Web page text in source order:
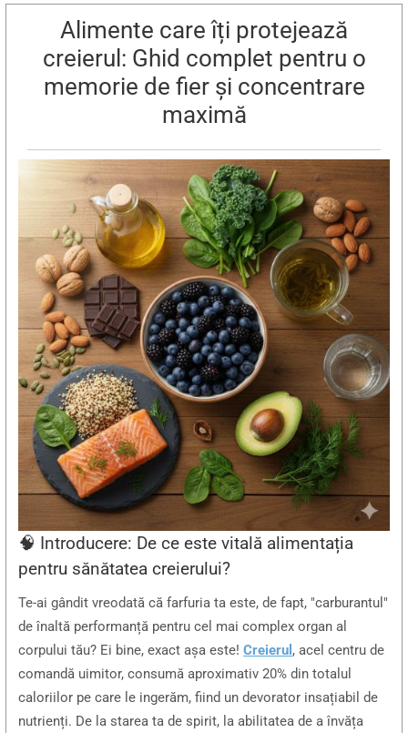
Alimente care îți protejează
creierul: Ghid complet pentru o
memorie de fier și concentrare
maximă
🧠 Introducere: De ce este vitală alimentația
pentru sănătatea creierului?
Te-ai gândit vreodată că farfuria ta este, de fapt, "carburantul"
de înaltă performanță pentru cel mai complex organ al
corpului tău? Ei bine, exact așa este!Creierul , acel centru de
comandă uimitor, consumă aproximativ 20% din totalul
caloriilor pe care le ingerăm, fiind un devorator insațiabil de
nutrienți. De la starea ta de spirit, la abilitatea de a învăța